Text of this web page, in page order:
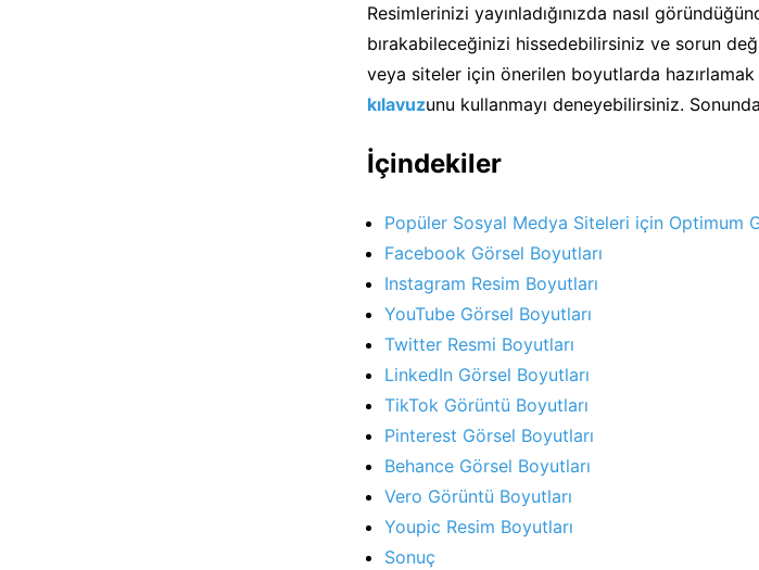
Resimlerinizi yayınladığınızda nasıl
bırakabileceğinizi hissedebilirsiniz ve sorun
veya siteler için önerilen boyutlarda
kılavuzunu kullanmayı deneyebilirsiniz.
İçindekiler
Popüler Sosyal Medya Siteleri için Optimum
Facebook Görsel Boyutları
Instagram Resim Boyutları
YouTube Görsel Boyutları
Twitter Resmi Boyutları
LinkedIn Görsel Boyutları
TikTok Görüntü Boyutları
Pinterest Görsel Boyutları
Behance Görsel Boyutları
Vero Görüntü Boyutları
Youpic Resim Boyutları
Sonuç